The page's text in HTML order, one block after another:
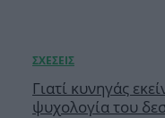
Γιατί κυνηγάς
ψυχολογία του